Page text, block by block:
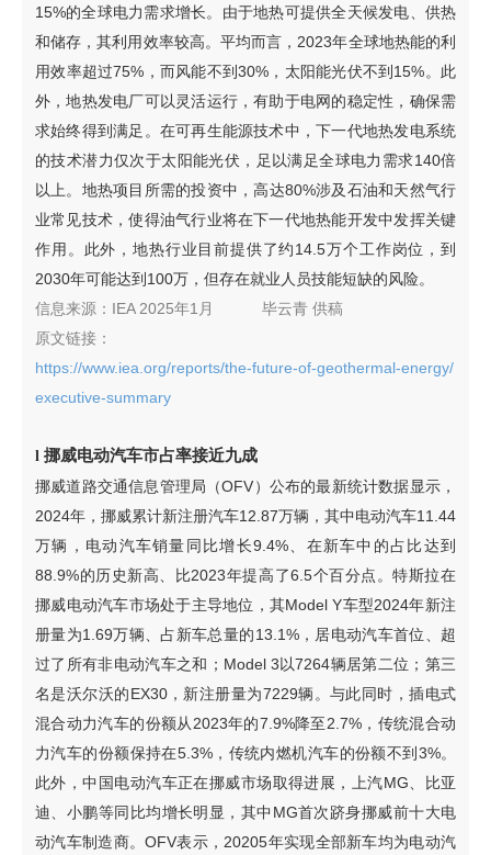
15%的全球电力需求增长。由于地热可提供全天候发电、供热
和储存，其利用效率较高。平均而言，2023年全球地热能的利
用效率超过75%，而风能不到30%，太阳能光伏不到15%。此
外，地热发电厂可以灵活运行，有助于电网的稳定性，确保需
求始终得到满足。在可再生能源技术中，下一代地热发电系统
的技术潜力仅次于太阳能光伏，足以满足全球电力需求140倍
以上。地热项目所需的投资中，高达80%涉及石油和天然气行
业常见技术，使得油气行业将在下一代地热能开发中发挥关键
作用。此外，地热行业目前提供了约14.5万个工作岗位，到
2030年可能达到100万，但存在就业人员技能短缺的风险。
信息来源： IEA 2025年1月 毕云青 供稿
原文链接：
https://www.iea.org/reports/the-future-of-geothermal-energy/
executive-summary
l 挪威电动汽车市占率接近九成
挪威道路交通信息管理局（OFV）公布的最新统计数据显示，
2024年，挪威累计新注册汽车12.87万辆，其中电动汽车11.44
万辆，电动汽车销量同比增长9.4%、在新车中的占比达到
88.9%的历史新高、比2023年提高了6.5个百分点。特斯拉在
挪威电动汽车市场处于主导地位，其Model Y车型2024年新注
册量为1.69万辆、占新车总量的13.1%，居电动汽车首位、超
过了所有非电动汽车之和；Model 3以7264辆居第二位；第三
名是沃尔沃的EX30，新注册量为7229辆。与此同时，插电式
混合动力汽车的份额从2023年的7.9%降至2.7%，传统混合动
力汽车的份额保持在5.3%，传统内燃机汽车的份额不到3%。
此外，中国电动汽车正在挪威市场取得进展，上汽MG、比亚
迪、小鹏等同比均增长明显，其中MG首次跻身挪威前十大电
动汽车制造商。OFV表示，20205年实现全部新车均为电动汽